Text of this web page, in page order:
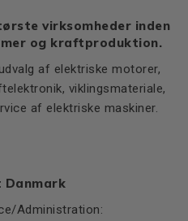
virksomheder inden
og kraftproduktion.
af elektriske motorer,
viklingsmateriale,
af elektriske maskiner.
Danmark
Administration: